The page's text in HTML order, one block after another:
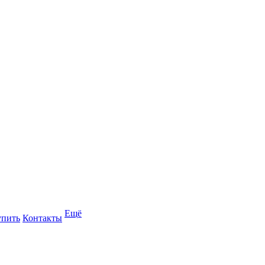
Контакты Ещё